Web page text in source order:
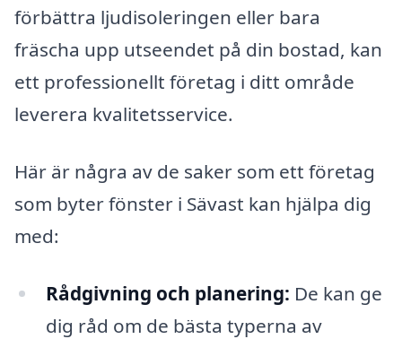
förbättra ljudisoleringen eller bara
fräscha upp utseendet på din bostad, kan
ett professionellt företag i ditt område
leverera kvalitetsservice.
Här är några av de saker som ett företag
som byter fönster i Sävast kan hjälpa dig
med:
Rådgivning och planering: De kan ge
dig råd om de bästa typerna av